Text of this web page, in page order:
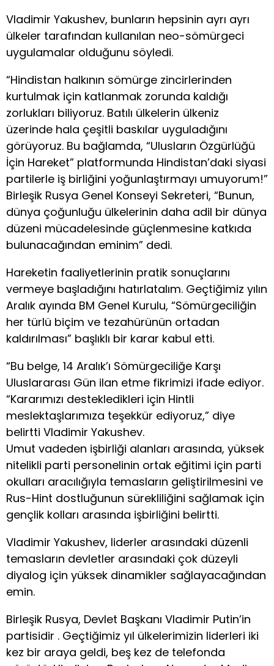
Vladimir Yakushev, bunların hepsinin ayrı ayrı
ülkeler tarafından kullanılan neo-sömürgeci
uygulamalar olduğunu söyledi.
“Hindistan halkının sömürge zincirlerinden
kurtulmak için katlanmak zorunda kaldığı
zorlukları biliyoruz. Batılı ülkelerin ülkeniz
üzerinde hala çeşitli baskılar uyguladığını
görüyoruz. Bu bağlamda, “Ulusların Özgürlüğü
İçin Hareket” platformunda Hindistan’daki siyasi
partilerle iş birliğini yoğunlaştırmayı umuyorum!”
Birleşik Rusya Genel Konseyi Sekreteri, “Bunun,
dünya çoğunluğu ülkelerinin daha adil bir dünya
düzeni mücadelesinde güçlenmesine katkıda
bulunacağından eminim” dedi.
Hareketin faaliyetlerinin pratik sonuçlarını
vermeye başladığını hatırlatalım. Geçtiğimiz yılın
Aralık ayında BM Genel Kurulu, “Sömürgeciliğin
her türlü biçim ve tezahürünün ortadan
kaldırılması” başlıklı bir karar kabul etti.
“Bu belge, 14 Aralık’ı Sömürgeciliğe Karşı
Uluslararası Gün ilan etme fikrimizi ifade ediyor.
“Kararımızı destekledikleri için Hintli
meslektaşlarımıza teşekkür ediyoruz,” diye
belirtti Vladimir Yakushev.
Umut vadeden işbirliği alanları arasında, yüksek
nitelikli parti personelinin ortak eğitimi için parti
okulları aracılığıyla temasların geliştirilmesini ve
Rus-Hint dostluğunun sürekliliğini sağlamak için
gençlik kolları arasında işbirliğini belirtti.
Vladimir Yakushev, liderler arasındaki düzenli
temasların devletler arasındaki çok düzeyli
diyalog için yüksek dinamikler sağlayacağından
emin.
Birleşik Rusya, Devlet Başkanı Vladimir Putin’in
partisidir . Geçtiğimiz yıl ülkelerimizin liderleri iki
kez bir araya geldi, beş kez de telefonda